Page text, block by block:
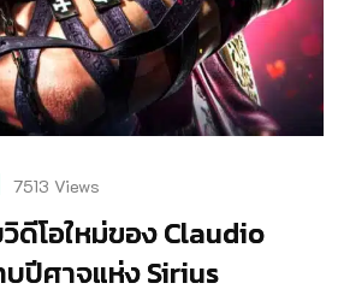
7513 Views
ดีโอใหม่ของ Claudio
ปีศาจแห่ง Sirius